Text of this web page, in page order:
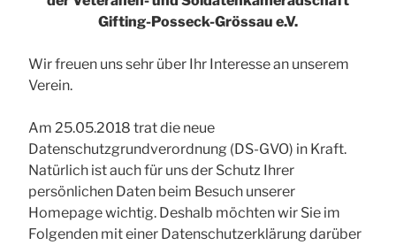
Gifting-Posseck-Grössau e.V.
Wir freuen uns sehr über Ihr Interesse an unserem
Verein.
Am 25.05.2018 trat die neue
Datenschutzgrundverordnung (DS-GVO) in Kraft.
Natürlich ist auch für uns der Schutz Ihrer
persönlichen Daten beim Besuch unserer
Homepage wichtig. Deshalb möchten wir Sie im
Folgenden mit einer Datenschutzerklärung darüber